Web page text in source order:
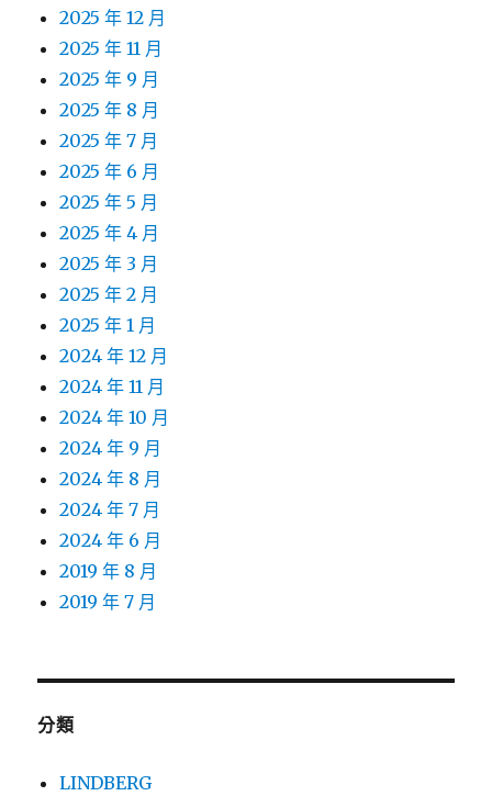
2025 年 12 月
2025 年 11 月
2025 年 9 月
2025 年 8 月
2025 年 7 月
2025 年 6 月
2025 年 5 月
2025 年 4 月
2025 年 3 月
2025 年 2 月
2025 年 1 月
2024 年 12 月
2024 年 11 月
2024 年 10 月
2024 年 9 月
2024 年 8 月
2024 年 7 月
2024 年 6 月
2019 年 8 月
2019 年 7 月
分類
LINDBERG